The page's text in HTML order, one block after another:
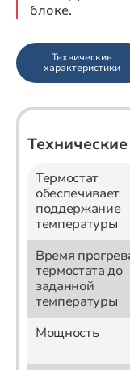
блоке.
Технические
характеристики
Термостат
обеспечивает
поддержание
температуры
Время
термостата до
заданной
температуры
Мощность